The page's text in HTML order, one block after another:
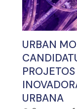
URBAN
URBANA